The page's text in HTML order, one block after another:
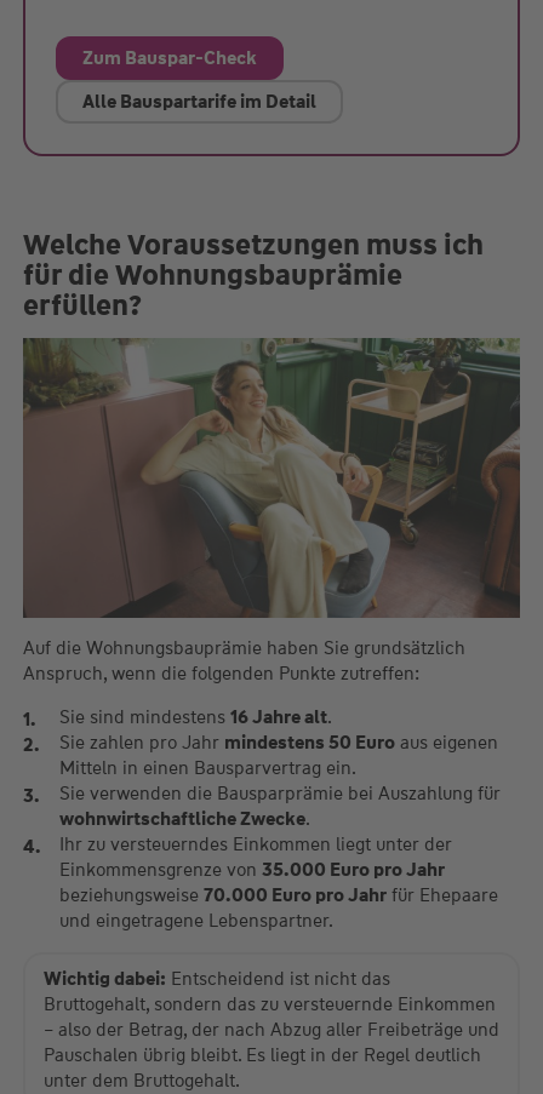
Zum Bauspar-Check
Alle Bauspartarife im Detail
Welche Voraussetzungen muss ich
für die Wohnungsbauprämie
erfüllen?
Auf die Wohnungsbauprämie haben Sie grundsätzlich
Anspruch, wenn die folgenden Punkte zutreffen:
Sie sind mindestens 16 Jahre alt.
Sie zahlen pro Jahr mindestens 50 Euroaus eigenen
Mitteln in einen Bausparvertrag ein.
Sie verwenden die Bausparprämie bei Auszahlung für
wohnwirtschaftliche Zwecke.
Ihr zu versteuerndes Einkommen liegt unter der
Einkommensgrenze von 35.000 Euro pro Jahr
beziehungsweise 70.000 Euro pro Jahrfür Ehepaare
und eingetragene Lebenspartner.
Wichtig dabei: Entscheidend ist nicht das
Bruttogehalt, sondern das zu versteuernde Einkommen
– also der Betrag, der nach Abzug aller Freibeträge und
Pauschalen übrig bleibt. Es liegt in der Regel deutlich
unter dem Bruttogehalt.